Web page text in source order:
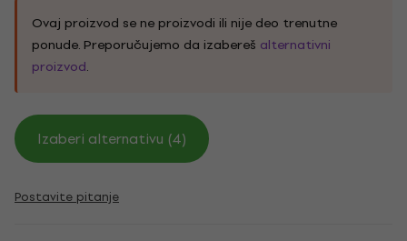
Ovaj proizvod se ne proizvodi ili nije deo trenutne
ponude. Preporučujemo da izabereš alternativni
proizvod.
Izaberi alternativu (4)
Postavite pitanje